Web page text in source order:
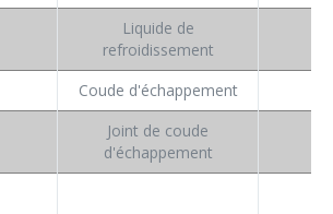
Liquide de
refroidissement
Coude d'échappement
Joint de coude
d'échappement